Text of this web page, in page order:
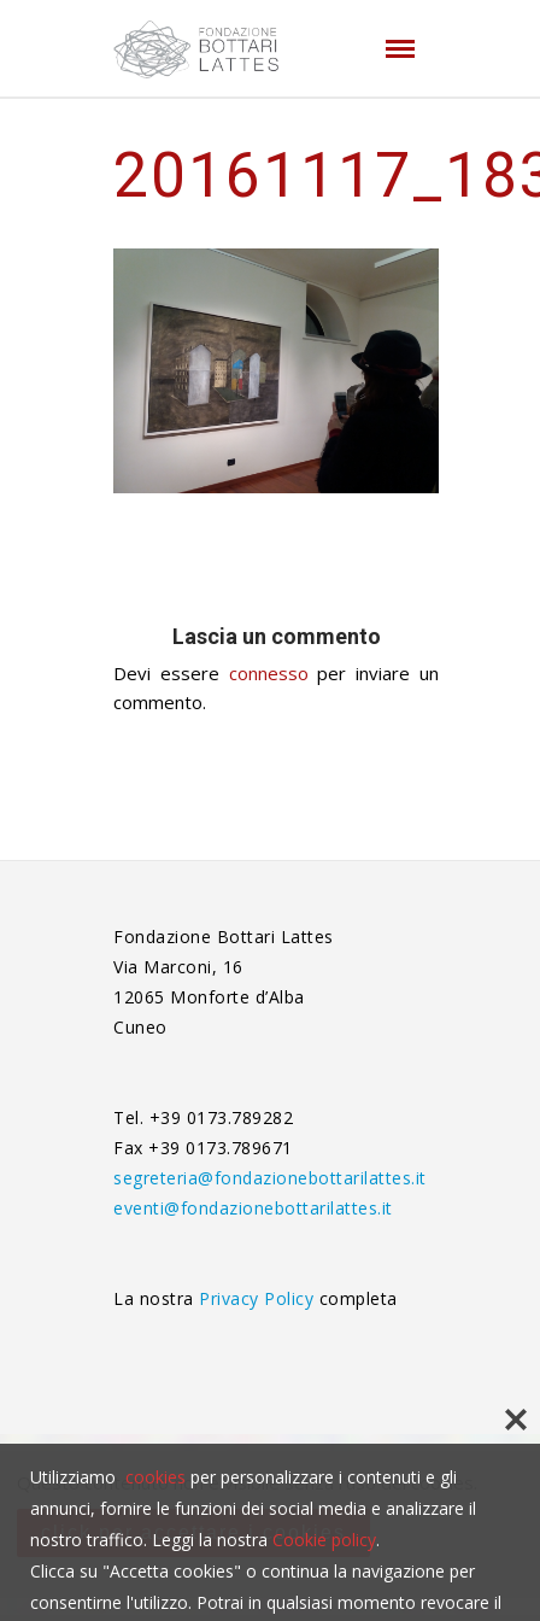
Lascia un commento
Devi essere connesso per inviare un
commento.
Fondazione Bottari Lattes
Via Marconi, 16
12065 Monforte d’Alba
Cuneo
Tel. +39 0173.789282
Fax +39 0173.789671
segreteria@fondazionebottarilattes.it
eventi@fondazionebottarilattes.it
La nostra Privacy Policy completa
Questo contenuto non è visibile senza l'uso dei cookies.
click per accettare i cookies
Utilizziamo cookies per personalizzare i contenuti e gli
annunci, fornire le funzioni dei social media e analizzare il
nostro traffico. Leggi la nostra Cookie policy.
Clicca su "Accetta cookies" o continua la navigazione per
consentirne l'utilizzo. Potrai in qualsiasi momento revocare il